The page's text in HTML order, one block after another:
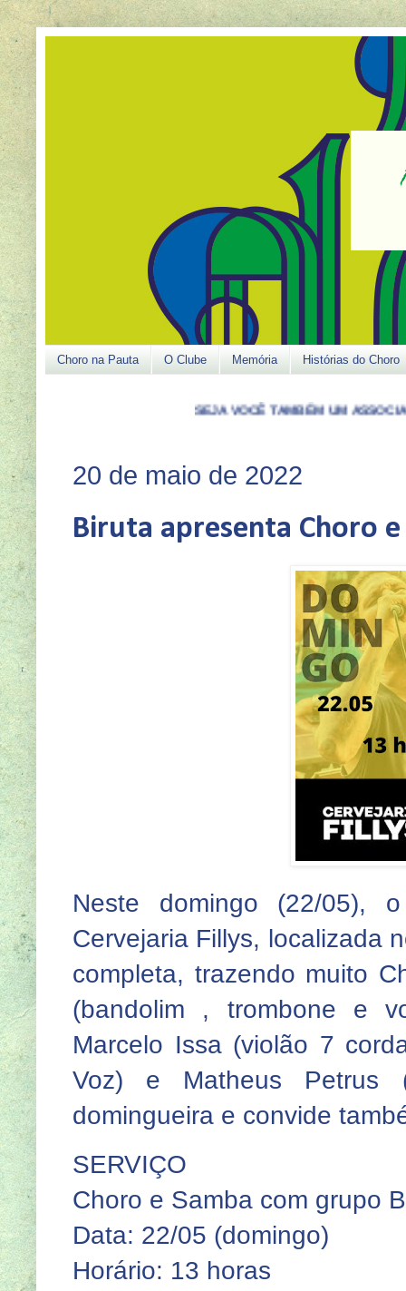
Choro na Pauta O Clube Memória Histórias do Choro
SEJA VOCÊ TAMBÉM UM ASSOCIADO DO
20 de maio de 2022
Biruta apresenta Choro
Neste domingo (22/05),
Cervejaria Fillys, localizada
completa, trazendo muito
(bandolim , trombone e
Marcelo Issa (violão 7
Voz) e Matheus Petrus
domingueira e convide
SERVIÇO
Choro e Samba com grupo
Data: 22/05 (domingo)
Horário: 13 horas